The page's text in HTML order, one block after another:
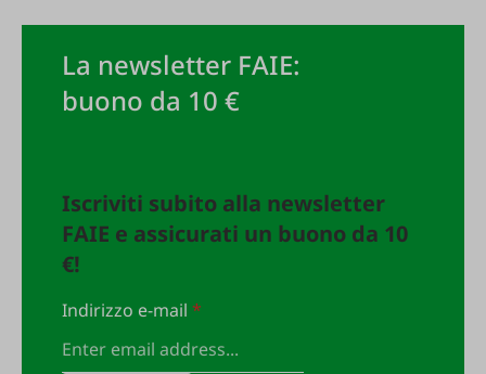
La newsletter FAIE:
buono da 10 €
Iscriviti subito alla newsletter
FAIE e assicurati un buono da 10
€!
Indirizzo e-mail*